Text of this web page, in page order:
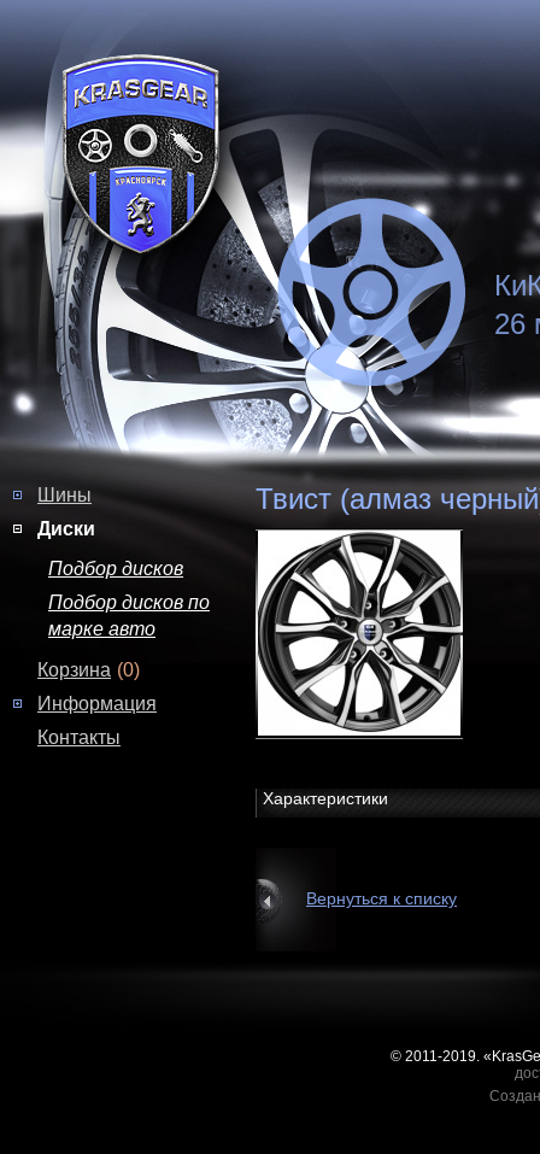
26
Шины
Диски
Подбор дисков
Подбор дисков по
марке авто
Корзина (0)
Информация
Контакты
Твист (алмаз
Характеристики
Вернуться к списку
© 2011-2019.